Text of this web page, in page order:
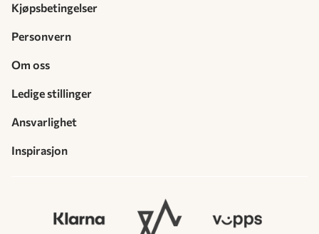
Kjøpsbetingelser
Personvern
Om oss
Ledige stillinger
Ansvarlighet
Inspirasjon